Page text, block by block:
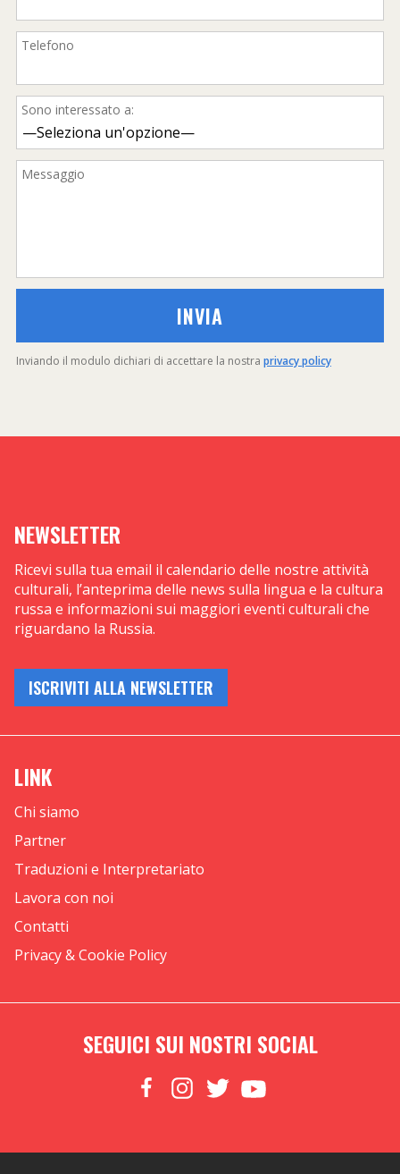
Telefono
Sono interessato a:
Messaggio
Inviando il modulo dichiari di accettare la nostra privacy policy
NEWSLETTER
Ricevi sulla tua email il calendario delle nostre attività
culturali, l’anteprima delle news sulla lingua e la cultura
russa e informazioni sui maggiori eventi culturali che
riguardano la Russia.
ISCRIVITI ALLA NEWSLETTER
LINK
Chi siamo
Partner
Traduzioni e Interpretariato
Lavora con noi
Contatti
Privacy & Cookie Policy
SEGUICI SUI NOSTRI SOCIAL